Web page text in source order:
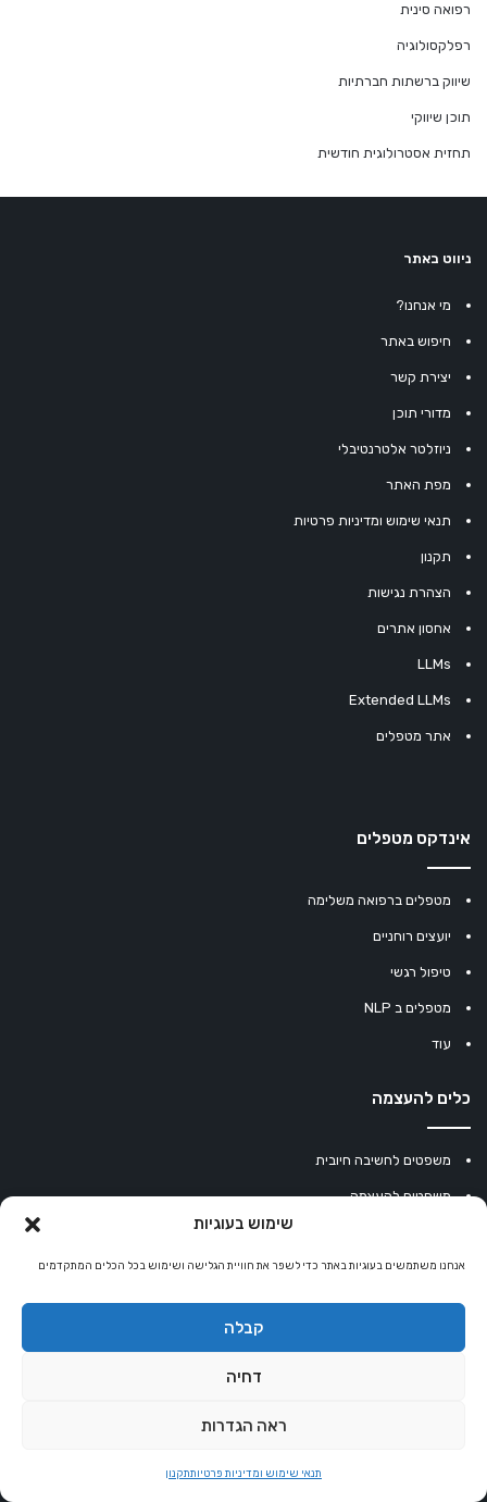
שימוש בעוגיות
אנחנו משתמשים בעוגיות באתר כדי לשפר את חוויית הגלישה ושימוש בכל הכלים המתקדמים
קבלה
דחיה
ראה הגדרות
תנאי שימוש ומדיניות פרטיותתקנון
רפואה סינית
רפלקסולוגיה
שיווק ברשתות חברתיות
תוכן שיווקי
תחזית אסטרולוגית חודשית
ניווט באתר
מי אנחנו?
חיפוש באתר
יצירת קשר
מדורי תוכן
ניוזלטר אלטרנטיבלי
מפת האתר
תנאי שימוש ומדיניות פרטיות
תקנון
הצהרת נגישות
אחסון אתרים
LLMs
Extended LLMs
אתר מטפלים
אינדקס מטפלים
מטפלים ברפואה משלימה
יועצים רוחניים
טיפול רגשי
מטפלים ב NLP
עוד
כלים להעצמה
משפטים לחשיבה חיובית
משפטים להעצמה
מחשבון נומרולוגיה
קריסטלים למזלות
© כל הזכויות שמורות 2026 |